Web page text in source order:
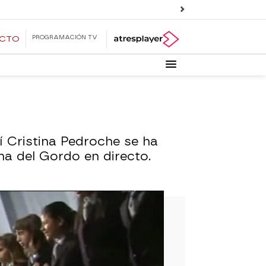
PROGRAMACIÓN TV
Cristina Pedroche se ha
del Gordo en directo.